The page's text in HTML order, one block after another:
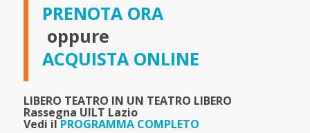
PRENOTA ORA
oppure
ACQUISTA ONLINE
LIBERO TEATRO IN UN TEATRO LIBERO
Rassegna UILT Lazio
Vedi ilPROGRAMMA COMPLETO